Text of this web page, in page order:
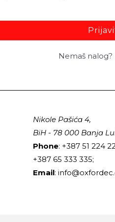
Nemaš nalog?
Nikole Pašića 4,
BiH - 78 000 Banja
Phone: +387 51 224
+387 65 333 335;
Email: